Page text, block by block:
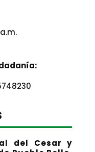
del Cesar y